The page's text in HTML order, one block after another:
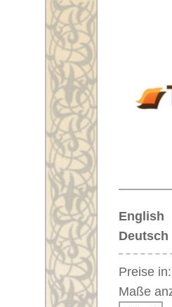
English
Deutsch
Preise in:
Maße anzeigen in:
Einloggen
Noch kein Kunden-
Login?